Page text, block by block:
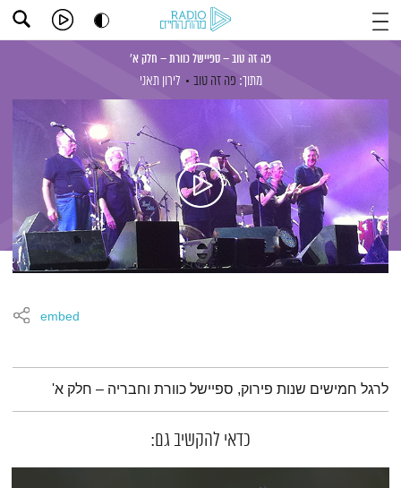
פה זה טוב – ספיישל כוורת – חלק א'
מתוך: פה זה טוב לירון תאני
embed
תמצית הפודקאסט
לרגל חמישים שנות פירוק, ספיישל כוורת וחבריה – חלק א'
כדאי להקשיב גם: